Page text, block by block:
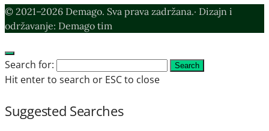
© 2021–2026 Demago. Sva prava zadržana.· Dizajn i
održavanje: Demago tim
Search for: Search
Hit enter to search or ESC to close
Suggested Searches